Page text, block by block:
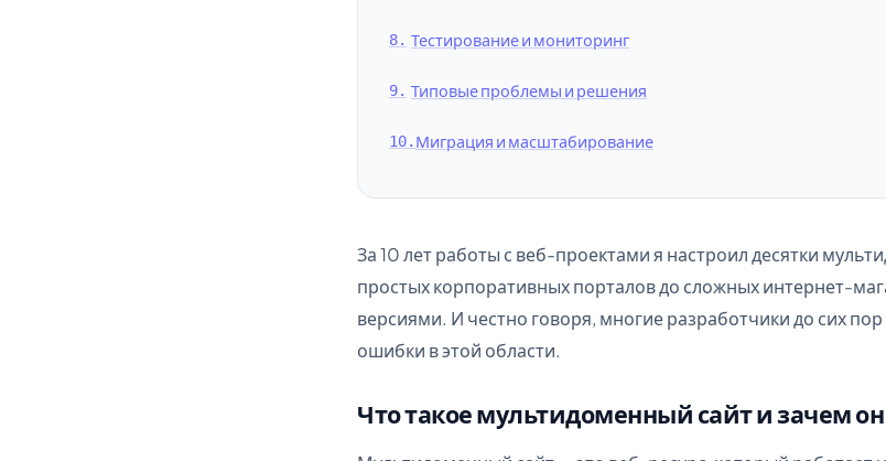
Тестирование и мониторинг
Типовые проблемы и решения
Миграция и масштабирование
За 10 лет работы с веб-проектами я настроил десятки
простых корпоративных порталов до сложных интернет-
версиями. И честно говоря, многие разработчики до сих
ошибки в этой области.
Что такое мультидоменный сайт и зачем